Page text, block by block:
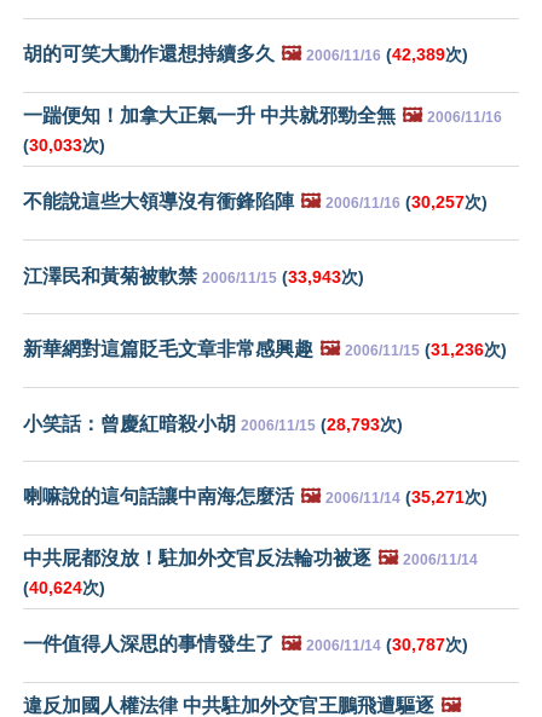
胡的可笑大動作還想持續多久 🖼️ 2006/11/16 (42,389次)
一踹便知！加拿大正氣一升 中共就邪勁全無 🖼️ 2006/11/16
(30,033次)
不能說這些大領導沒有衝鋒陷陣 🖼️ 2006/11/16 (30,257次)
江澤民和黃菊被軟禁 2006/11/15 (33,943次)
新華網對這篇貶毛文章非常感興趣 🖼️ 2006/11/15 (31,236次)
小笑話：曾慶紅暗殺小胡 2006/11/15 (28,793次)
喇嘛說的這句話讓中南海怎麼活 🖼️ 2006/11/14 (35,271次)
中共屁都沒放！駐加外交官反法輪功被逐 🖼️ 2006/11/14
(40,624次)
一件值得人深思的事情發生了 🖼️ 2006/11/14 (30,787次)
違反加國人權法律 中共駐加外交官王鵬飛遭驅逐 🖼️